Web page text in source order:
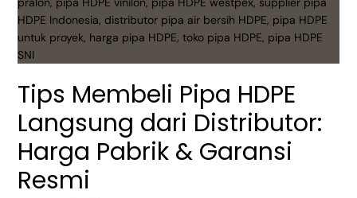
Tips Membeli Pipa HDPE
Langsung dari Distributor:
Harga Pabrik & Garansi
Resmi
Pabrik
&
Garansi